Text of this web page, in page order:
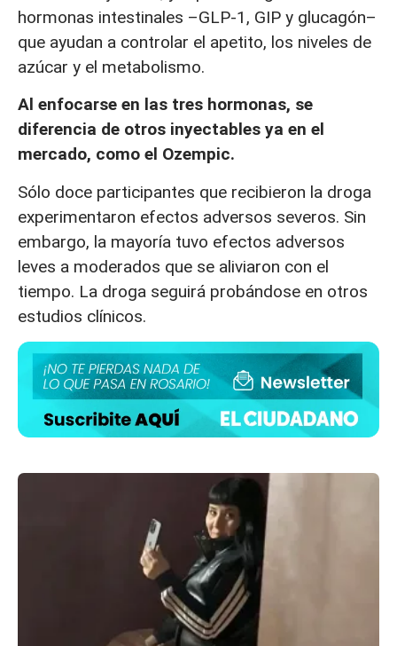
hormonas intestinales –GLP-1, GIP y glucagón–
que ayudan a controlar el apetito, los niveles de
azúcar y el metabolismo.
Al enfocarse en las tres hormonas, se
diferencia de otros inyectables ya en el
mercado, como el Ozempic.
Sólo doce participantes que recibieron la droga
experimentaron efectos adversos severos. Sin
embargo, la mayoría tuvo efectos adversos
leves a moderados que se aliviaron con el
tiempo. La droga seguirá probándose en otros
estudios clínicos.